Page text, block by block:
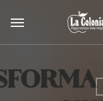
Menu